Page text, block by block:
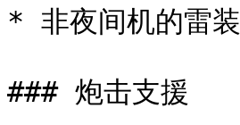
* 非夜间机的雷
### 炮击支援